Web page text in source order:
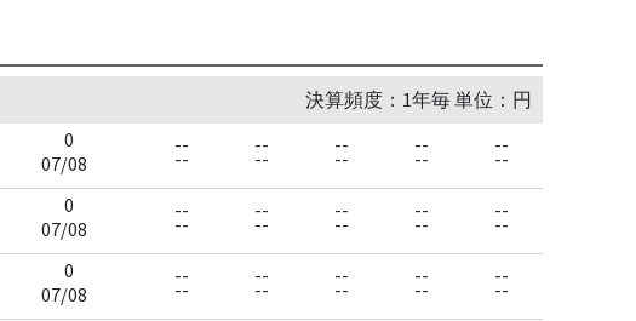
決算頻度：1年毎 単位：円
0
07/08
--
--
--
--
--
--
--
--
--
--
0
07/08
--
--
--
--
--
--
--
--
--
--
0
07/08
--
--
--
--
--
--
--
--
--
--